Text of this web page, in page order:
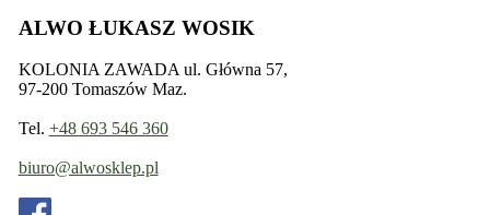
ALWO ŁUKASZ WOSIK
KOLONIA ZAWADA ul. Główna 57,
97-200 Tomaszów Maz.
Tel. +48 693 546 360
biuro@alwosklep.pl